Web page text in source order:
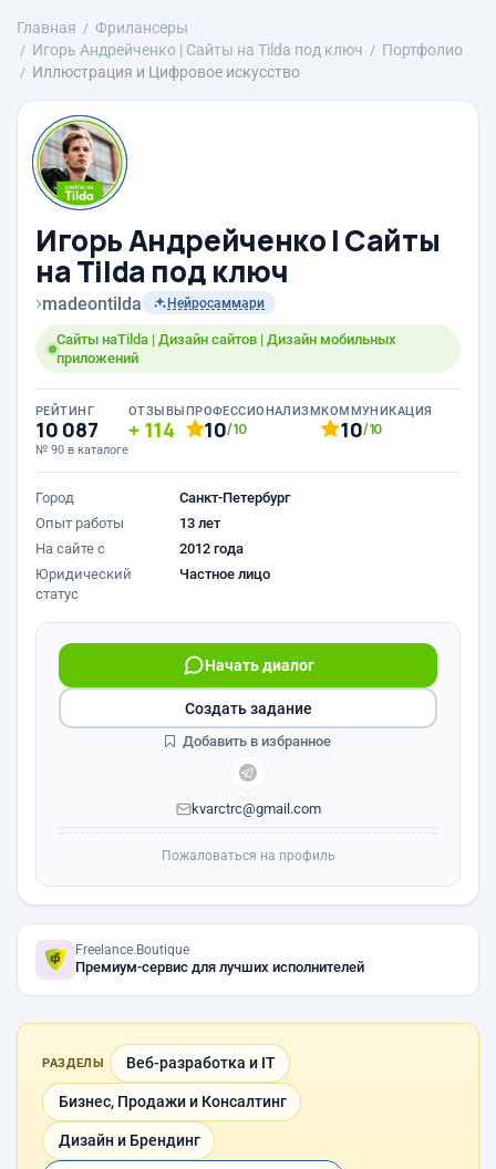
Главная
Фрилансеры
Игорь Андрейченко | Сайты на Tilda под ключ
Портфолио
Иллюстрация и Цифровое искусство
Игорь Андрейченко | Сайты
на Tilda под ключ
›madeontilda Нейросаммари
Сайты наTilda | Дизайн сайтов | Дизайн мобильных
приложений
РЕЙТИНГ
10 087
№ 90 в каталоге
ОТЗЫВЫ
114
ПРОФЕССИОНАЛИЗМ
10/10
КОММУНИКАЦИЯ
10/10
Город
Санкт-Петербург
Опыт работы
13 лет
На сайте с
2012 года
Юридический
статус
Частное лицо
Начать диалог
kvarctrc@gmail.com
Создать задание
Добавить в избранное
Пожаловаться на профиль
Freelance.Boutique
Премиум-сервис для лучших исполнителей
РАЗДЕЛЫ Веб-разработка и IT
Бизнес, Продажи и Консалтинг
Дизайн и Брендинг